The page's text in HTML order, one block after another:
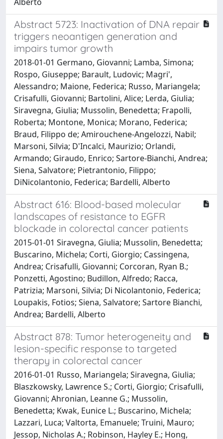
Abstract 5723: Inactivation of DNA repair
triggers neoantigen generation and
impairs tumor growth
2018-01-01 Germano, Giovanni; Lamba, Simona;
Rospo, Giuseppe; Barault, Ludovic; Magri',
Alessandro; Maione, Federica; Russo, Mariangela;
Crisafulli, Giovanni; Bartolini, Alice; Lerda, Giulia;
Siravegna, Giulia; Mussolin, Benedetta; Frapolli,
Roberta; Montone, Monica; Morano, Federica;
Braud, Filippo de; Amirouchene-Angelozzi, Nabil;
Marsoni, Silvia; D'Incalci, Maurizio; Orlandi,
Armando; Giraudo, Enrico; Sartore-Bianchi, Andrea;
Siena, Salvatore; Pietrantonio, Filippo;
DiNicolantonio, Federica; Bardelli, Alberto
Abstract 616: Blood-based molecular
landscapes of resistance to EGFR
blockade in colorectal cancer patients
2015-01-01 Siravegna, Giulia; Mussolin, Benedetta;
Buscarino, Michela; Corti, Giorgio; Cassingena,
Andrea; Crisafulli, Giovanni; Corcoran, Ryan B.;
Ponzetti, Agostino; Budillon, Alfredo; Racca,
Patrizia; Marsoni, Silvia; Di Nicolantonio, Federica;
Loupakis, Fotios; Siena, Salvatore; Sartore Bianchi,
Andrea; Bardelli, Alberto
Abstract 878: Tumor heterogeneity and
lesion-specific response to targeted
therapy in colorectal cancer
2016-01-01 Russo, Mariangela; Siravegna, Giulia;
Blaszkowsky, Lawrence S.; Corti, Giorgio; Crisafulli,
Giovanni; Ahronian, Leanne G.; Mussolin,
Benedetta; Kwak, Eunice L.; Buscarino, Michela;
Lazzari, Luca; Valtorta, Emanuele; Truini, Mauro;
Jessop, Nicholas A.; Robinson, Hayley E.; Hong,